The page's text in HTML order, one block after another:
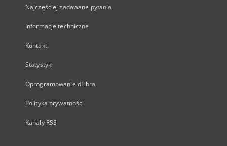
Najczęściej zadawane pytania
Informacje techniczne
Kontakt
Statystyki
Oprogramowanie dLibra
Polityka prywatności
Kanały RSS